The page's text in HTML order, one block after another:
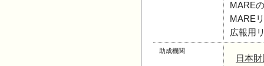
MARE
MARE
広報用
助成機関
日本